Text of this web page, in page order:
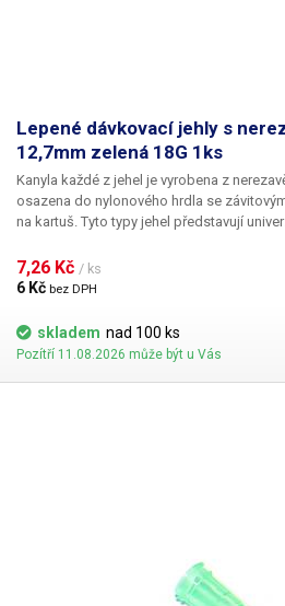
Lepené dávkovací jehly s
12,7mm zelená 18G 1ks
Kanyla každé z jehel je vyrobena z
osazena do nylonového hrdla se
na kartuš. Tyto typy jehel představují
silikony, epoxidy, lepidla... Každá z jehel je
zámkovým systémem ke spolehlivému a
7,26 Kč / ks
6 Kč bez DPH
skladem nad 100 ks
Pozítří 11.08.2026 může být u Vás